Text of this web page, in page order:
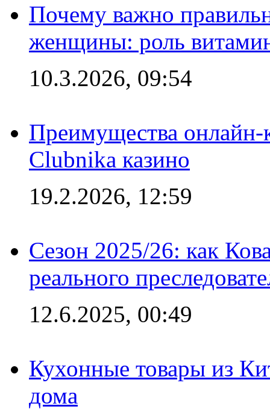
Почему важно
женщины: роль
10.3.2026, 09:54
Преимущества онлайн-
Clubnika казино
19.2.2026, 12:59
Сезон 2025/26: как
реального
12.6.2025, 00:49
Кухонные товары из
дома